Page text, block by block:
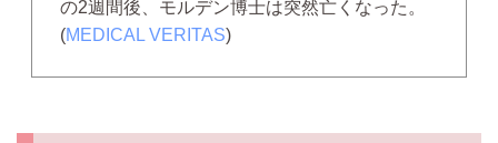
の2週間後、モルデン博士は突然亡くなった。
(MEDICAL VERITAS)